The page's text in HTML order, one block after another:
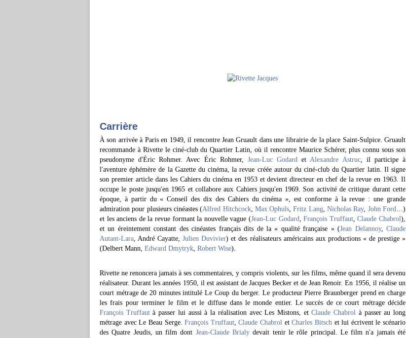
Carrière
À son arrivée à Paris en 1949, il rencontre Jean Gruault dans une librairie de la place Saint-Sulpice. Gruault
recommande à Rivette le ciné-club du Quartier Latin, où il rencontre Maurice Schérer, plus connu sous son
pseudonyme d'Éric Rohmer. Avec Éric Rohmer, Jean-Luc Godard etAlexandre Astruc, il participe à
l'aventure éphémère de la Gazette du cinéma, la revue créée autour du ciné-club du Quartier latin. Il signe
son premier article dans les Cahiers du cinéma en 1953 et devient directeur en chef de la revue en 1963. Il
occupe le poste jusqu'en 1965 et collabore aux Cahiers jusqu'en 1969. Son activité de critique durant cette
époque, à partir du « Conseil des dix des Cahiers du cinéma », est conforme à la revue : une grande
admiration pour plusieurs cinéastes (Alfred Hitchcock, Max Ophuls,Fritz Lang,Nicholas Ray, John Ford…)
et les anciens de la revue formant la nouvelle vague (Jean-Luc Godard,François Truffaut,Claude Chabrol),
et un éreintement constant des cinéastes français dits de la « qualité française » (Jean Delannoy, Claude
Autant-Lara, André Cayatte,Julien Duvivier) et des réalisateurs américains aux productions « de prestige »
(Delbert Mann, Edward Dmytryk, Robert Wise).
Rivette ne renoncera jamais à ses commentaires, y compris violents, sur les films, même quand il sera devenu
réalisateur. Durant les années 1950, il est assistant de Jacques Becker et de Jean Renoir. En 1956, il réalise un
court métrage de 20 minutes intitulé Le Coup du berger. Le producteur Pierre Braunberger prend en charge
les frais pour terminer le film et le diffuse dans le monde entier. Le succès de ce court métrage décide
François Truffautà passer lui aussi à la réalisation avec Les Mistons, etClaude Chabrol à passer au long
métrage avec Le Beau Serge.François Truffaut,Claude Chabrol etCharles Bitschet lui écrivent le scénario
des Quatre Jeudis, un film dont Jean-Claude Brialy devait tenir le rôle principal. Le film n'a jamais été